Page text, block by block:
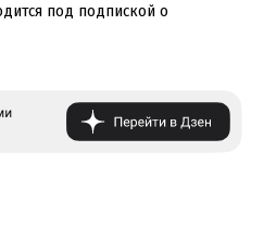
под подпиской о